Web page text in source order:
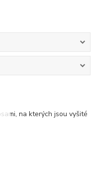
na kterých jsou vyšité